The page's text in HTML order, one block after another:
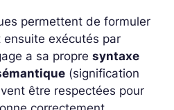
permettent de formuler
ensuite exécutés par
a sa propre syntaxe
(signification
être respectées pour